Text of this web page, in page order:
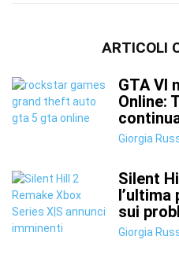
ARTICOLI
GTA VI
Online:
Giorgia
Silent
l’ultima
sui
Giorgia